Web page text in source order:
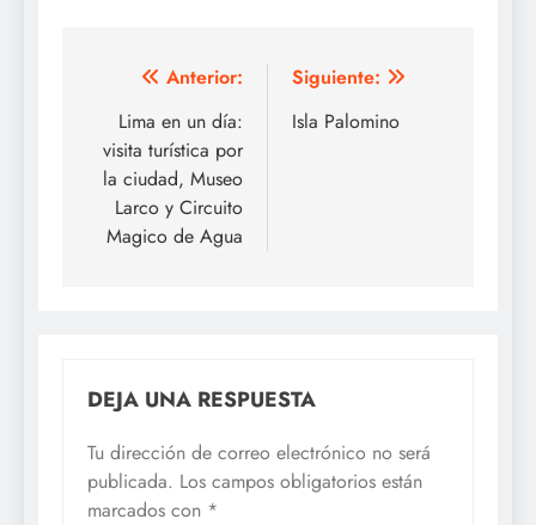
Navegación
entradas
Anterior:
Lima en un día:
visita turística por
la ciudad, Museo
Larco y Circuito
Magico de Agua
Siguiente:
Isla Palomino
DEJA UNA RESPUESTA
Tu dirección de correo electrónico no será
publicada. Los campos obligatorios están
marcados con *